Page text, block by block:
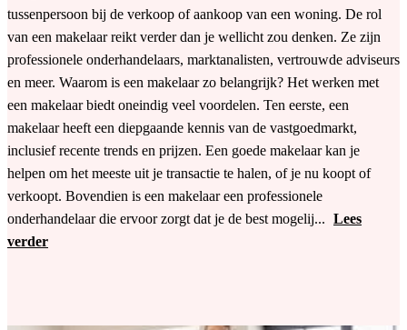
tussenpersoon bij de verkoop of aankoop van een woning. De rol
van een makelaar reikt verder dan je wellicht zou denken. Ze zijn
professionele onderhandelaars, marktanalisten, vertrouwde adviseurs
en meer. Waarom is een makelaar zo belangrijk? Het werken met
een makelaar biedt oneindig veel voordelen. Ten eerste, een
makelaar heeft een diepgaande kennis van de vastgoedmarkt,
inclusief recente trends en prijzen. Een goede makelaar kan je
helpen om het meeste uit je transactie te halen, of je nu koopt of
verkoopt. Bovendien is een makelaar een professionele
onderhandelaar die ervoor zorgt dat je de best mogelij... Lees
verder